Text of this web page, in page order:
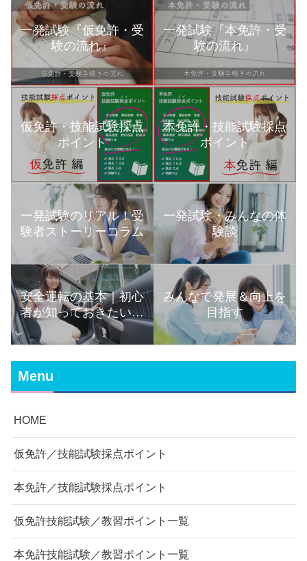
一発試験『仮免許・受
験の流れ』
一発試験『本免許・受
験の流れ』
仮免許・技能試験採点
ポイント
本免許・技能試験採点
ポイント
一発試験のリアル！受
験者ストーリーコラム
一発試験・みんなの体
験談
安全運転の基本｜初心
者が知っておきたい運
転の知識まとめ
みんなで発展＆向上を
目指す
Menu
HOME
仮免許／技能試験採点ポイント
本免許／技能試験採点ポイント
仮免許技能試験／教習ポイント一覧
本免許技能試験／教習ポイント一覧